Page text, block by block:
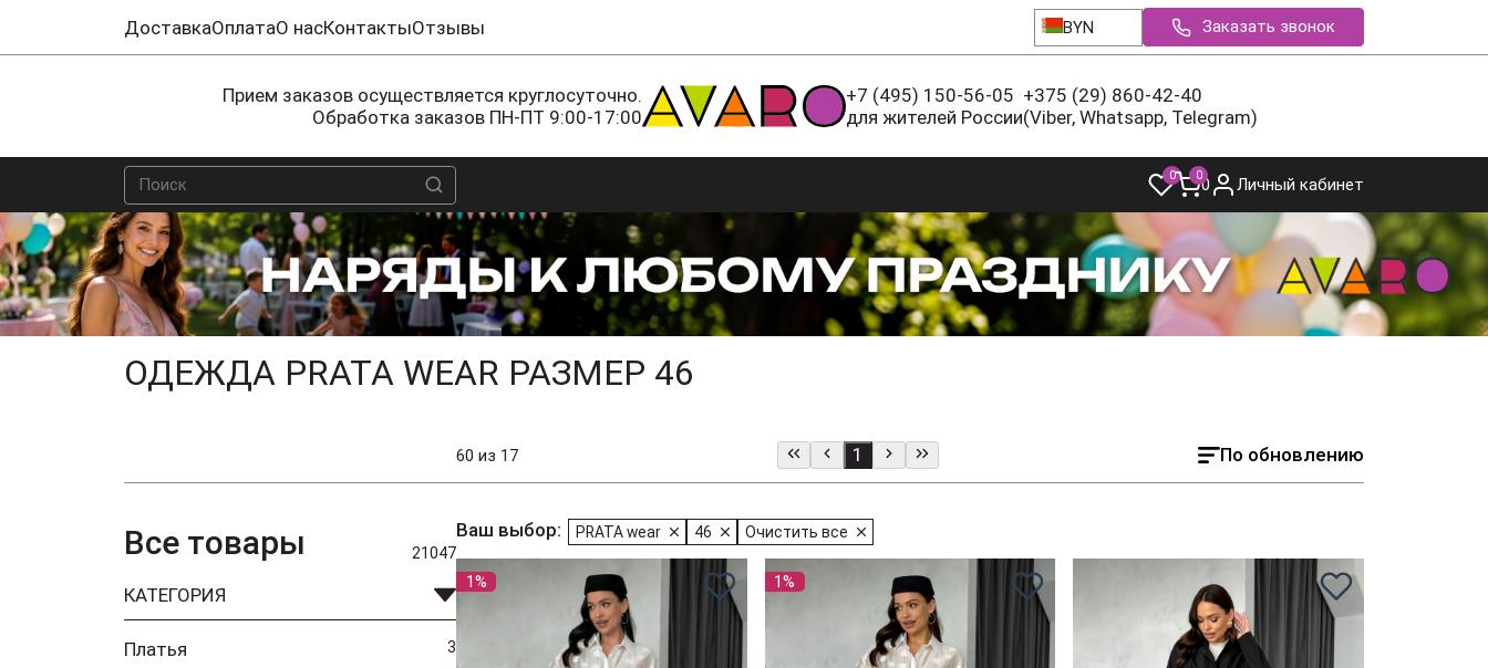
ДоставкаОплатаО насКонтактыОтзывы BYN Заказать звонок
Прием заказов осуществляется круглосуточно.
Обработка заказов ПН-ПТ 9:00-17:00
+7 (495) 150-56-05
для жителей России
+375 (29) 860-42-40
(Viber, Whatsapp, Telegram)
0 00 Личный кабинет
ОДЕЖДА PRATA WEAR РАЗМЕР 46
60 из 17 По обновлению
1
Все товары 21047
КАТЕГОРИЯ
Платья 3
Ваш выбор: PRATA wear 46 Очистить все
1% 1%